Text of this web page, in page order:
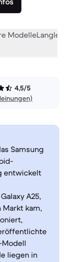
Modelle
4,5/5
Samsung
entwickelt
A25,
Markt kam,
Modell
liegen in